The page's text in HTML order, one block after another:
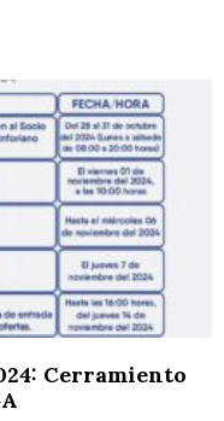
Cerramiento